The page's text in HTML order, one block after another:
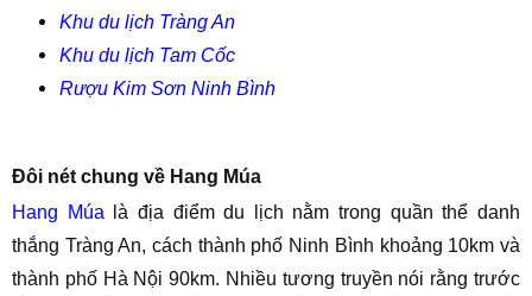
Khu du lịch Tràng An
Khu du lịch Tam Cốc
Rượu Kim Sơn Ninh Bình
Đôi nét chung về Hang Múa
Hang Múa là địa điểm du lịch nằm trong quần thể danh
thắng Tràng An, cách thành phố Ninh Bình khoảng 10km và
thành phố Hà Nội 90km. Nhiều tương truyền nói rằng trước